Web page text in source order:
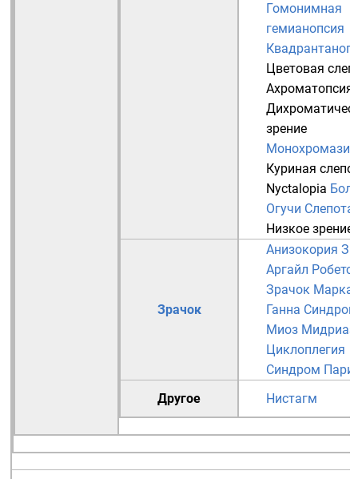
Гомонимная
гемианопсия
Цветовая
Ахроматопсия
зрение
Монохромазия
Куриная
Nyctalopia
Огучи Слепота
Низкое зрение
Зрачок
Анизокория
Аргайл
Зрачок Марка
Ганна
Миоз Мидриаз
Циклоплегия
Синдром
Другое
Нистагм